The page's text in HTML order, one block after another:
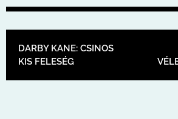
BEJEGYZÉS
DARBY KANE: CSINOS
KIS FELESÉG